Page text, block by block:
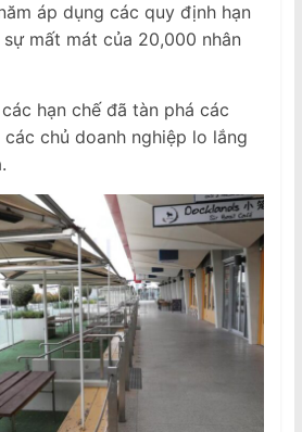
áp dụng các quy định hạn
mất mát của 20,000 nhân
hạn chế đã tàn phá các
chủ doanh nghiệp lo lắng